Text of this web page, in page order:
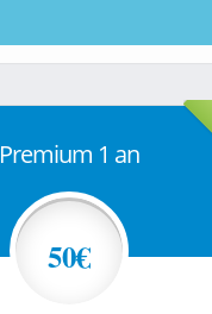
Premium 1 an
50€